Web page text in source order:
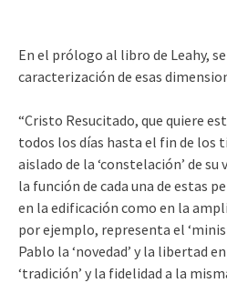
En el prólogo al libro de Leahy,
caracterización de esas
“Cristo Resucitado, que quiere
todos los días hasta el fin de los
aislado de la ‘constelación’ de
la función de cada una de estas
en la edificación como en la
por ejemplo, representa el
Pablo la ‘novedad’ y la libertad
‘tradición’ y la fidelidad a la